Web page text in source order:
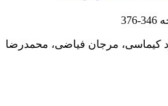
346-376
مرجان فیاضی، محمدرضا